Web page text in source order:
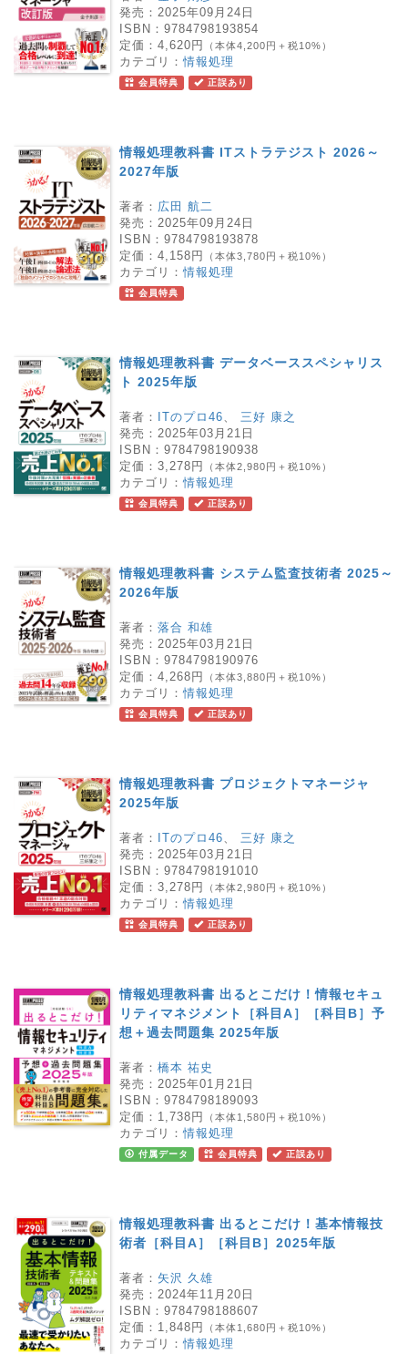
発売： 2025年09月24日
ISBN： 9784798193854
定価： 4,620円 （本体4,200円＋税10%）
カテゴリ：情報処理
会員特典 正誤あり
情報処理教科書 ITストラテジスト 2026～
2027年版
著者： 広田 航二
発売： 2025年09月24日
ISBN： 9784798193878
定価： 4,158円 （本体3,780円＋税10%）
カテゴリ：情報処理
会員特典
情報処理教科書 データベーススペシャリス
ト 2025年版
著者： ITのプロ46
三好 康之
発売： 2025年03月21日
ISBN： 9784798190938
定価： 3,278円 （本体2,980円＋税10%）
カテゴリ：情報処理
会員特典 正誤あり
情報処理教科書 システム監査技術者 2025～
2026年版
著者： 落合 和雄
発売： 2025年03月21日
ISBN： 9784798190976
定価： 4,268円 （本体3,880円＋税10%）
カテゴリ：情報処理
会員特典 正誤あり
情報処理教科書 プロジェクトマネージャ
2025年版
著者： ITのプロ46
三好 康之
発売： 2025年03月21日
ISBN： 9784798191010
定価： 3,278円 （本体2,980円＋税10%）
カテゴリ：情報処理
会員特典 正誤あり
情報処理教科書 出るとこだけ！情報セキュ
リティマネジメント［科目A］［科目B］予
想＋過去問題集 2025年版
著者： 橋本 祐史
発売： 2025年01月21日
ISBN： 9784798189093
定価： 1,738円 （本体1,580円＋税10%）
カテゴリ：情報処理
付属データ 会員特典 正誤あり
情報処理教科書 出るとこだけ！基本情報技
術者［科目A］［科目B］2025年版
著者： 矢沢 久雄
発売： 2024年11月20日
ISBN： 9784798188607
定価： 1,848円 （本体1,680円＋税10%）
カテゴリ：情報処理